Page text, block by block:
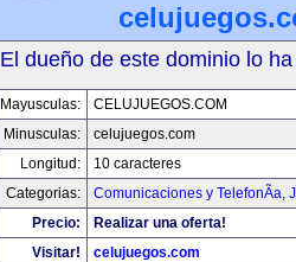
El dueño de este dominio lo
Mayusculas:
CELUJUEGOS.COM
Minusculas:
celujuegos.com
Longitud:
10 caracteres
Categorias:
Comunicaciones y TelefonÃ­a,
Precio:
Realizar una oferta!
Visitar!
celujuegos.com